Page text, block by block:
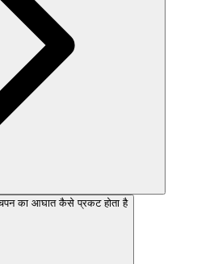
का आघात कैसे प्रकट होता है